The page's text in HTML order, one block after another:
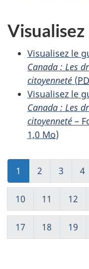
Visualisez le
Canada : Les
citoyenneté (
Visualisez le
Canada : Les
citoyenneté –
1,0 Mo)
1 (présent)
2 3 4
10 11 12
17 18 19